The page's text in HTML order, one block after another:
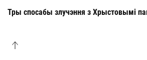
Тры спосабы злучэння з Хрыстовымі